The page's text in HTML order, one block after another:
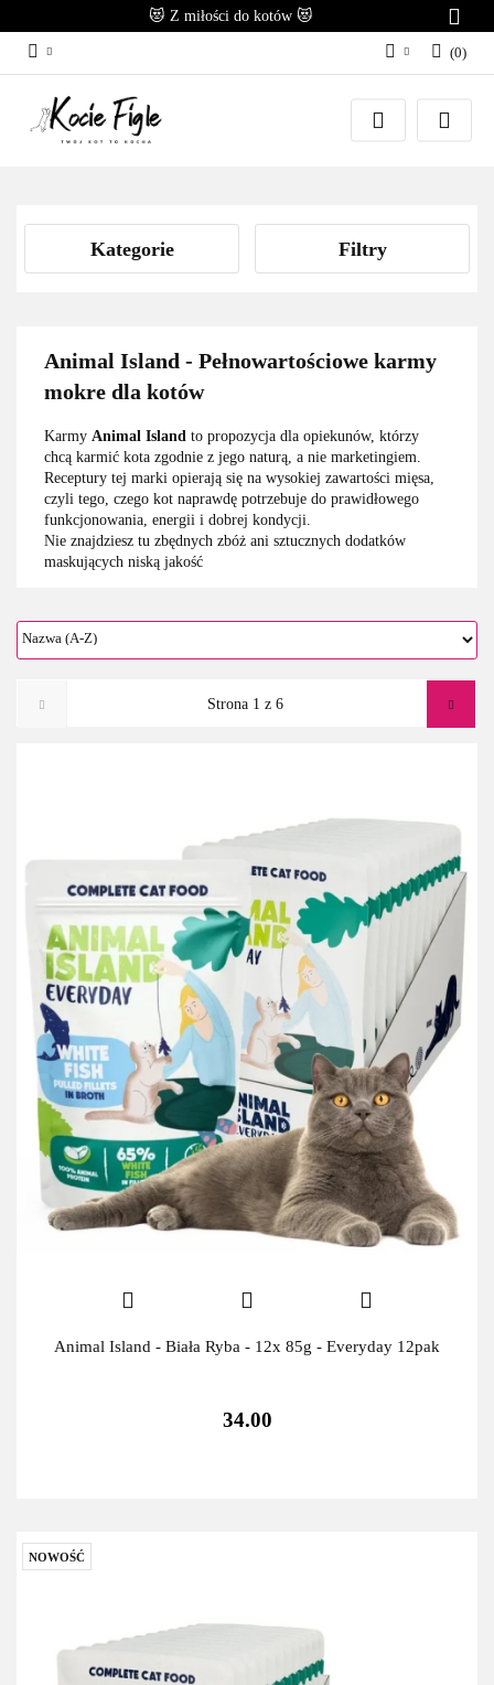
😻 Z miłości do kotów 😻
Zaloguj się
Załóż konto
(0)
Kategorie Filtry
Animal Island - Pełnowartościowe karmy
mokre dla kotów
Karmy Animal Island to propozycja dla opiekunów, którzy
chcą karmić kota zgodnie z jego naturą, a nie marketingiem.
Receptury tej marki opierają się na wysokiej zawartości mięsa,
czyli tego, czego kot naprawdę potrzebuje do prawidłowego
funkcjonowania, energii i dobrej kondycji.
Nie znajdziesz tu zbędnych zbóż ani sztucznych dodatków
maskujących niską jakość
Animal Island - Biała Ryba - 12x 85g - Everyday 12pak
34.00
NOWOŚĆ